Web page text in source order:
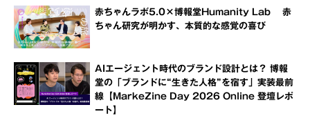
赤ちゃんラボ5.0×博報堂Humanity Lab 赤
ちゃん研究が明かす、本質的な感覚の喜び
AIエージェント時代のブランド設計とは？ 博報
堂の「ブランドに“生きた人格”を宿す」実装最前
線【MarkeZine Day 2026 Online 登壇レポ
ート】